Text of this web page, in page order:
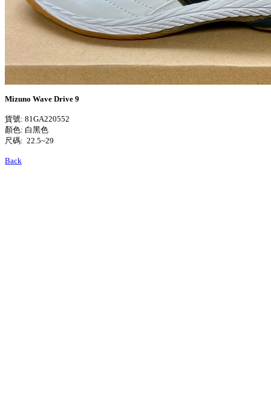
Mizuno Wave Drive 9
貨號: 81GA220552
顏色: 白黑色
尺碼: 22.5~29
Back